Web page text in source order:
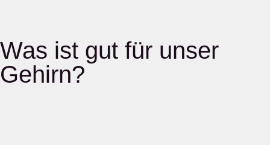
Was ist gut für unser
Gehirn?